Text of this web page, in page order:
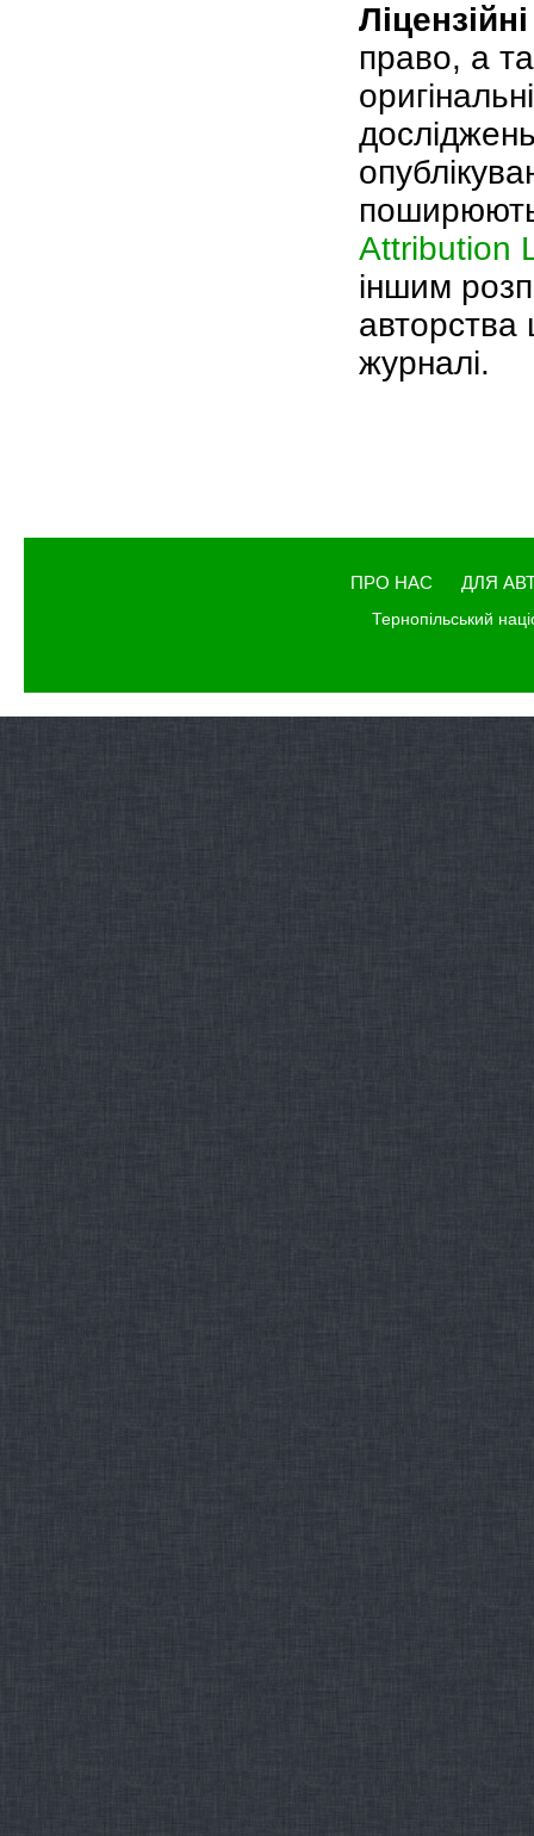
право, а
Attribution
іншим
авторства
журналі.
ПРО НАС ДЛЯ
Тернопільський